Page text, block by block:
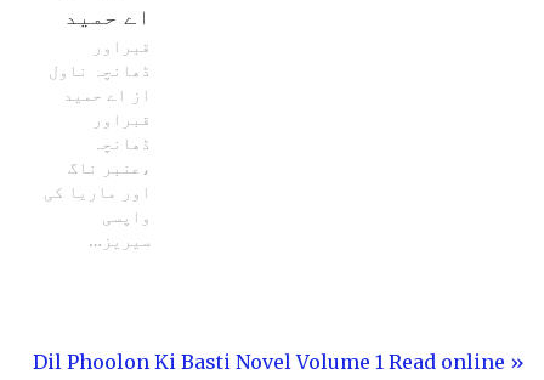
اے حمید
قبراور
ڈھانچہ ناول
از اے حمید
قبراور
ڈھانچہ
،عنبر ناگ
اور ماریا کی
واپسی
سیریز…
« Dil Phoolon Ki Basti Novel Volume 1 Read online